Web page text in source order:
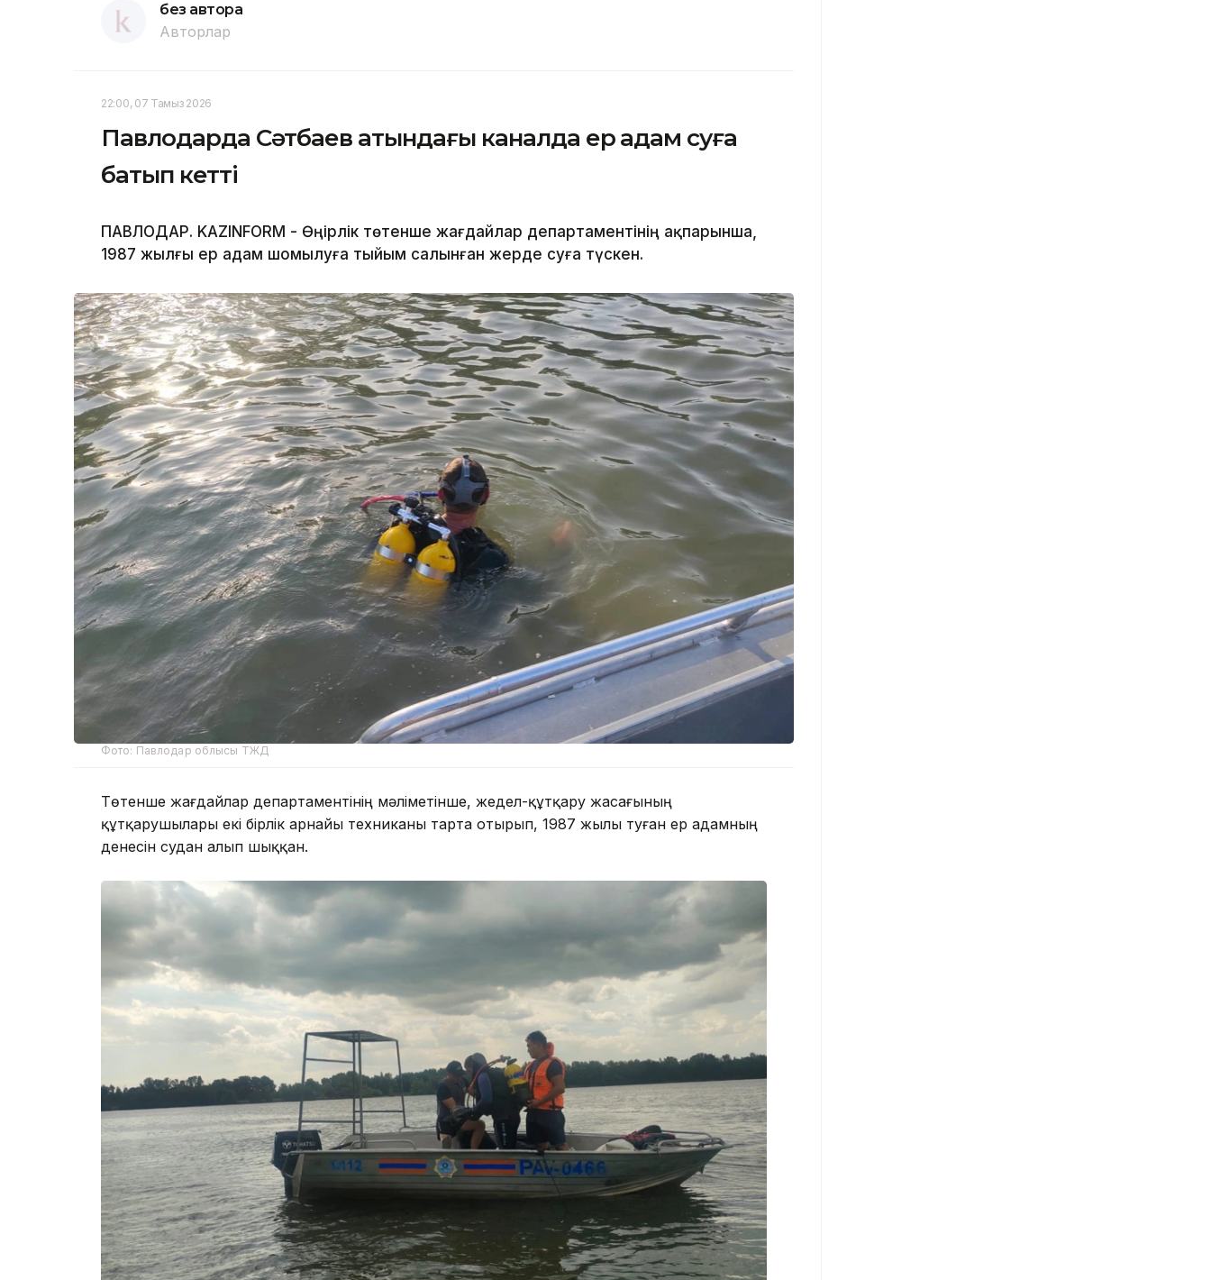
без автора
Авторлар
22:00, 07 Тамыз 2026
Павлодарда Сәтбаев атындағы каналда ер адам суға
батып кетті
ПАВЛОДАР. KAZINFORM - Өңірлік төтенше жағдайлар департаментінің ақпарынша,
1987 жылғы ер адам шомылуға тыйым салынған жерде суға түскен.
Фото: Павлодар облысы ТЖД
Төтенше жағдайлар департаментінің мәліметінше, жедел-құтқару жасағының
құтқарушылары екі бірлік арнайы техниканы тарта отырып, 1987 жылы туған ер адамның
денесін судан алып шыққан.